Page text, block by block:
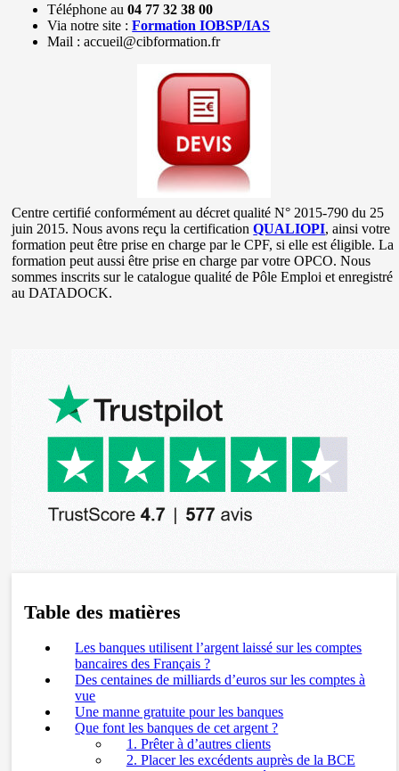
Téléphone au04 77 32 38 00
Via notre site :Formation IOBSP/IAS
Mail : accueil@cibformation.fr
Centre certifié conformément au décret qualité N° 2015-790 du 25
juin 2015. Nous avons reçu la certificationQUALIOPI, ainsi votre
formation peut être prise en charge par le CPF, si elle est éligible. La
formation peut aussi être prise en charge par votre OPCO. Nous
sommes inscrits sur le catalogue qualité de Pôle Emploi et enregistré
au DATADOCK.
Table des matières
Les banques utilisent l’argent laissé sur les comptes
bancaires des Français ?
Des centaines de milliards d’euros sur les comptes à
vue
Une manne gratuite pour les banques
Que font les banques de cet argent ?
1. Prêter à d’autres clients
2. Placer les excédents auprès de la BCE